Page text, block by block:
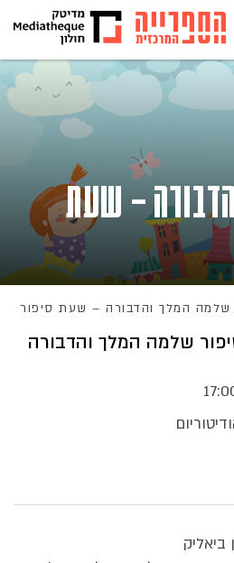
– שעת
שלמה המלך והדבורה – שעת סיפור
שלמה המלך והדבורה
ביאליק